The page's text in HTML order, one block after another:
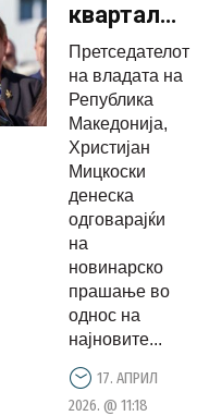
квартали
по ред
имаме
раст на
БДП од
3,5%, во
услови
кога
растот во
ЕУ е под
1%
Претседателот
на владата на
Република
Македонија,
Христијан
Мицкоски
денеска
одговарајќи
на
новинарско
прашање во
однос на
најновите...
17. АПРИЛ
2026. @ 11:18